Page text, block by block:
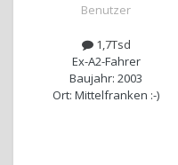
Benutzer
1,7Tsd
Ex-A2-Fahrer
Baujahr: 2003
Ort: Mittelfranken :-)